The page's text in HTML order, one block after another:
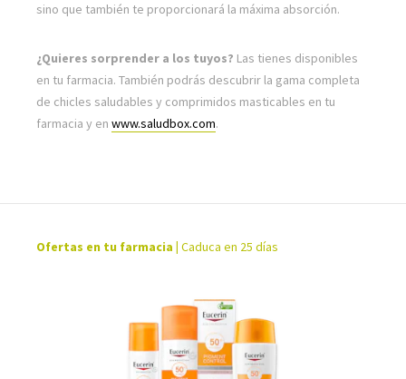
sino que también te proporcionará la máxima absorción.
¿Quieres sorprender a los tuyos? Las tienes disponibles
en tu farmacia. También podrás descubrir la gama completa
de chicles saludables y comprimidos masticables en tu
farmacia y en www.saludbox.com.
Ofertas en tu farmacia | Caduca en 25 días